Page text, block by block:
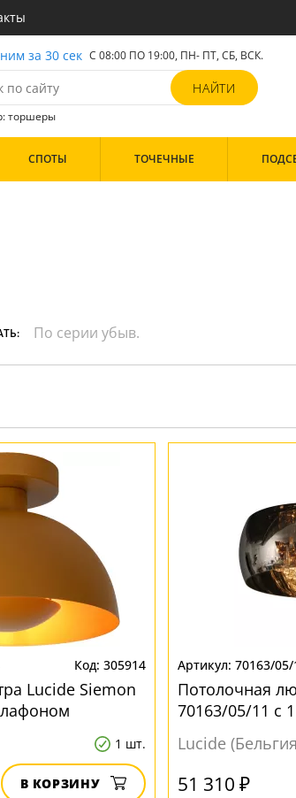
за 30 сек С 08:00 ПО 19:00, ПН- ПТ, СБ, ВСК.
торшеры
СПОТЫ ТОЧЕЧНЫЕ
305914
Lucide Siemon
1 шт.
В КОРЗИНУ
70163/05/
Потолочная
70163/05/11 с
Lucide
51 310 ₽